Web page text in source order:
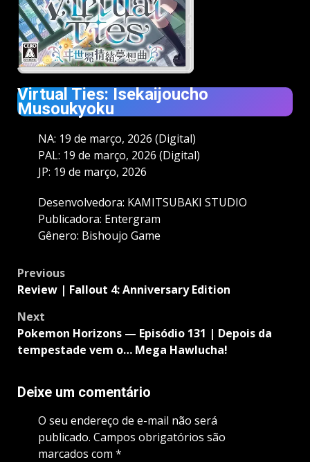
Virtual Ties: Isekaijoucho
Musoukyoku
NA: 19 de março, 2026 (Digital)
PAL: 19 de março, 2026 (Digital)
JP: 19 de março, 2026
Desenvolvedora: KAMITSUBAKI STUDIO
Publicadora: Entergram
Gênero: Bishoujo Game
Post
navigation
Previous
Review | Fallout 4: Anniversary Edition
Next
Pokemon Horizons — Episódio 131 | Depois da
tempestade vem o… Mega Hawlucha!
Deixe um comentário
O seu endereço de e-mail não será
publicado. Campos obrigatórios são
marcados com *